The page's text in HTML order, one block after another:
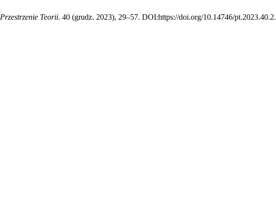
Przestrzenie Teorii. 40 (grudz. 2023), 29–57. DOI:https://doi.org/10.14746/pt.2023.40.2.